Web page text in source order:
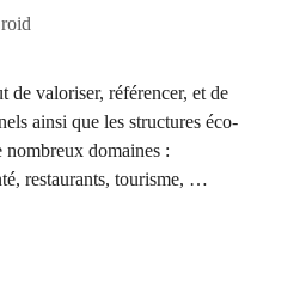
de valoriser, référencer, et de
ainsi que les structures éco-
nombreux domaines :
restaurants, tourisme, …